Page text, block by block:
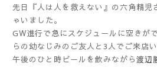
先日『人は人を救えない』の六角精児
ゃいました。
GW進行で急にスケジュールに空きが
らの幼なじみのご友人と3人でご来店
午後のひと時ビールを飲みながら 渡辺